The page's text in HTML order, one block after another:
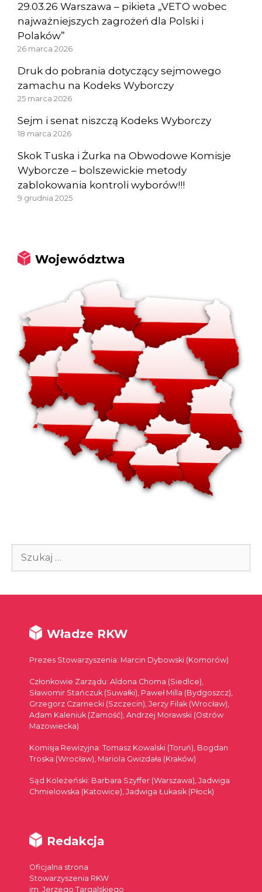
29.03.26 Warszawa – pikieta „VETO wobec
najważniejszych zagrożeń dla Polski i
Polaków”
26 marca 2026
Druk do pobrania dotyczący sejmowego
zamachu na Kodeks Wyborczy
25 marca 2026
Sejm i senat niszczą Kodeks Wyborczy
18 marca 2026
Skok Tuska i Żurka na Obwodowe Komisje
Wyborcze – bolszewickie metody
zablokowania kontroli wyborów!!!
9 grudnia 2025
Województwa
Szukaj:
Władze RKW
Prezes Stowarzyszenia: Marcin Dybowski (Komorów)
Członkowie Zarządu: Aldona Choma (Siedlce),
Sławomir Stańczuk (Suwałki), Paweł Milla (Bydgoszcz),
Grzegorz Czarnecki (Szczecin), Jerzy Filak (Wrocław),
Adam Kaleniuk (Zamość), Andrzej Morawski (Ostrów
Mazowiecka)
Komisja Rewizyjna: Tomasz Kowalski (Toruń), Bogdan
Troska (Wrocław), Mariola Gwizdała (Kraków)
Sąd Koleżeński: Barbara Szyffer (Warszawa), Jadwiga
Chmielowska (Katowice), Jadwiga Łukasik (Płock)
Redakcja
Oficjalna strona
Stowarzyszenia RKW
im. Jerzego Targalskiego